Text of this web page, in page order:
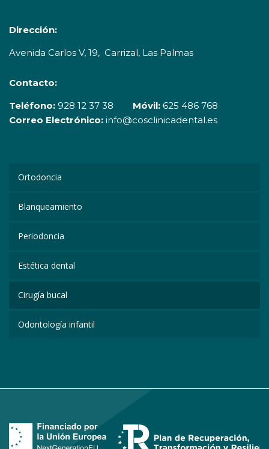
Dirección:
Avenida Carlos V, 19, Carrizal, Las Palmas
Contacto:
Teléfono: 928 12 37 38 Móvil: 625 486 768
Correo Electrónico: info@cosclinicadental.es
Ortodoncia
Blanqueamiento
Periodoncia
Estética dental
Cirugía bucal
Odontología infantil